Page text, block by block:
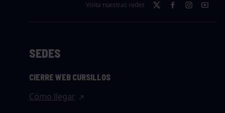
Visita nuestras redes
SEDES
CIERRE WEB CURSILLOS
Cómo llegar